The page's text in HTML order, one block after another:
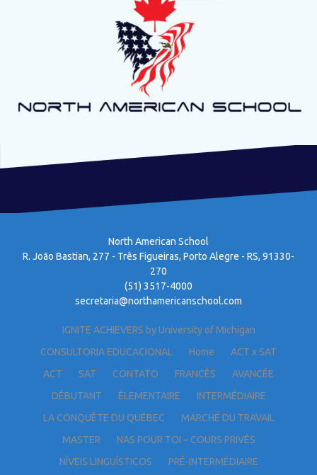
North American School
R. João Bastian, 277 - Três Figueiras, Porto Alegre - RS, 91330-
270
(51) 3517-4000
secretaria@northamericanschool.com
IGNITE ACHIEVERS by University of Michigan
CONSULTORIA EDUCACIONAL
Home
ACT x SAT
ACT
SAT CONTATO FRANCÊS
AVANCÉE
DÉBUTANT
ÉLEMENTAIRE
INTERMÉDIAIRE
LA CONQUÊTE DU QUÉBEC
MARCHÉ DU TRAVAIL
MASTER
NAS POUR TOI – COURS PRIVÉS
NÍVEIS LINGUÍSTICOS
PRÉ-INTERMÉDIAIRE